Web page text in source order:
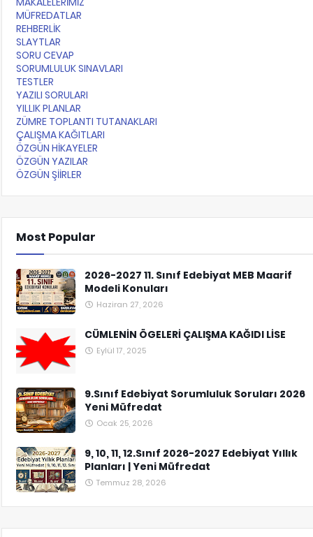
MÜFREDATLAR
REHBERLİK
SLAYTLAR
SORU CEVAP
SORUMLULUK SINAVLARI
TESTLER
YAZILI SORULARI
YILLIK PLANLAR
ZÜMRE TOPLANTI TUTANAKLARI
ÇALIŞMA KAĞITLARI
ÖZGÜN HİKAYELER
ÖZGÜN YAZILAR
ÖZGÜN ŞİİRLER
Most Popular
2026-2027 11. Sınıf Edebiyat MEB Maarif
Modeli Konuları
Haziran 27, 2026
CÜMLENİN ÖGELERİ ÇALIŞMA KAĞIDI LİSE
Eylül 17, 2025
9.Sınıf Edebiyat Sorumluluk Soruları 2026
Yeni Müfredat
Ocak 25, 2026
9, 10, 11, 12.Sınıf 2026-2027 Edebiyat Yıllık
Planları | Yeni Müfredat
Temmuz 28, 2026